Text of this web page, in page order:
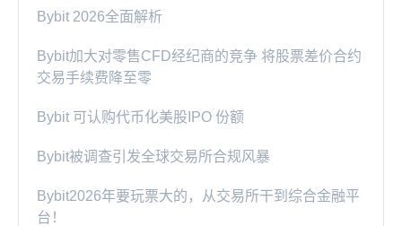
Bybit 2026全面解析
Bybit加大对零售CFD经纪商的竞争 将股票差价合约
交易手续费降至零
Bybit 可认购代币化美股IPO 份额
Bybit被调查引发全球交易所合规风暴
Bybit2026年要玩票大的，从交易所干到综合金融平
台！